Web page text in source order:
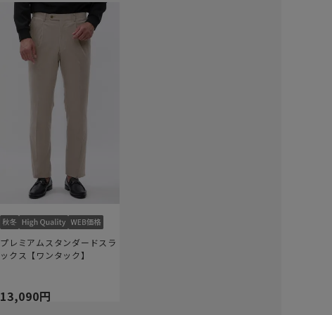
プレミアムスタンダードスラ
ックス【ワンタック】
13,090円